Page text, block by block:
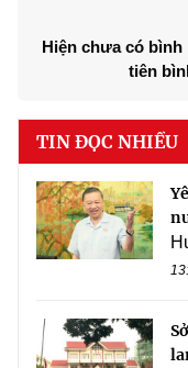
Hiện chưa có
tiên
TIN ĐỌC NHIỀU